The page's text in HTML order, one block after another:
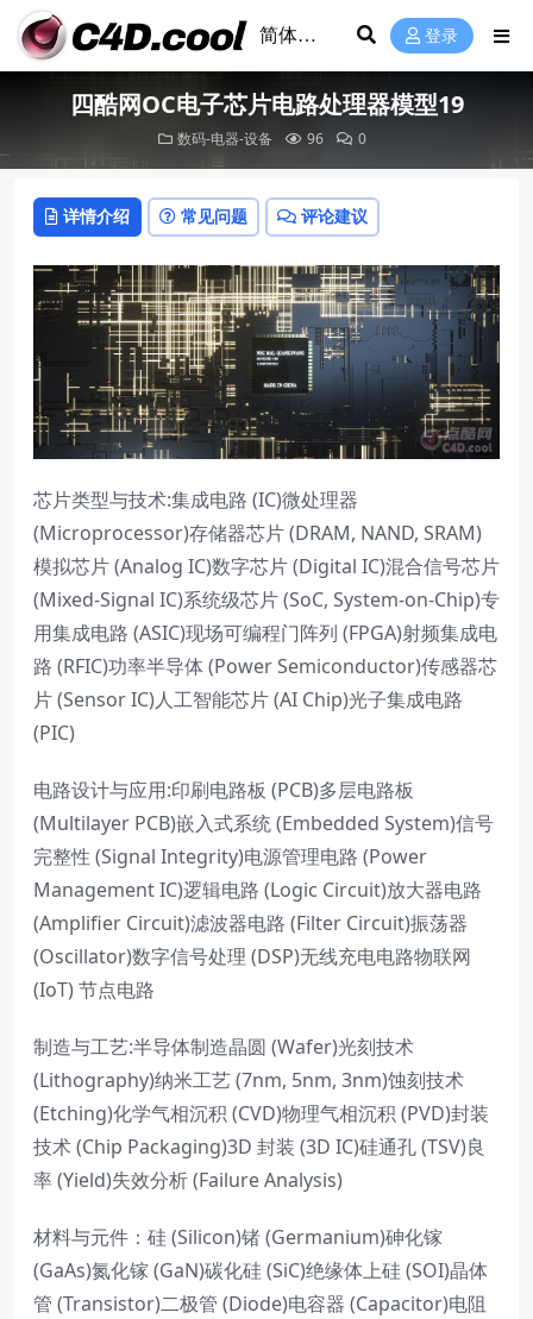
登录
四酷网OC电子芯片电路处理器模型19
数码-电器-设备 96 0
详情介绍 常见问题 评论建议
芯片类型与技术:集成电路 (IC)微处理器
(Microprocessor)存储器芯片 (DRAM, NAND, SRAM)
模拟芯片 (Analog IC)数字芯片 (Digital IC)混合信号芯片
(Mixed-Signal IC)系统级芯片 (SoC, System-on-Chip)专
用集成电路 (ASIC)现场可编程门阵列 (FPGA)射频集成电
路 (RFIC)功率半导体 (Power Semiconductor)传感器芯
片 (Sensor IC)人工智能芯片 (AI Chip)光子集成电路
(PIC)
电路设计与应用:印刷电路板 (PCB)多层电路板
(Multilayer PCB)嵌入式系统 (Embedded System)信号
完整性 (Signal Integrity)电源管理电路 (Power
Management IC)逻辑电路 (Logic Circuit)放大器电路
(Amplifier Circuit)滤波器电路 (Filter Circuit)振荡器
(Oscillator)数字信号处理 (DSP)无线充电电路物联网
(IoT) 节点电路
制造与工艺:半导体制造晶圆 (Wafer)光刻技术
(Lithography)纳米工艺 (7nm, 5nm, 3nm)蚀刻技术
(Etching)化学气相沉积 (CVD)物理气相沉积 (PVD)封装
技术 (Chip Packaging)3D 封装 (3D IC)硅通孔 (TSV)良
率 (Yield)失效分析 (Failure Analysis)
材料与元件：硅 (Silicon)锗 (Germanium)砷化镓
(GaAs)氮化镓 (GaN)碳化硅 (SiC)绝缘体上硅 (SOI)晶体
管 (Transistor)二极管 (Diode)电容器 (Capacitor)电阻